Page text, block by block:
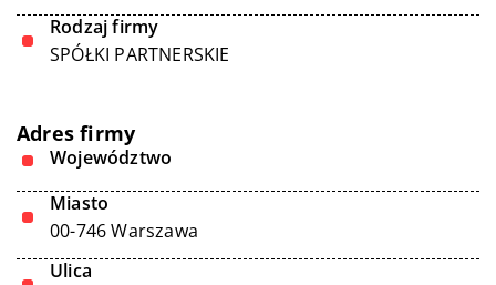
Rodzaj firmy
SPÓŁKI PARTNERSKIE
Adres firmy
Województwo
Miasto
00-746 Warszawa
Ulica